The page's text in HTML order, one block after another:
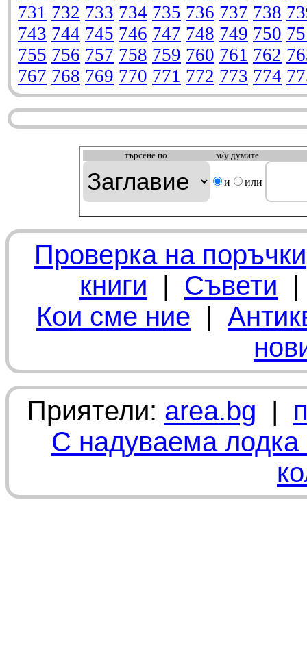
731 732 733 734 735 736 737 738
743 744 745 746 747 748 749 750
755 756 757 758 759 760 761 762
767 768 769 770 771 772 773 774
търсeне по м/у думите
и или
Проверка на поръчки
книги | Съвети
Кои сме ние |
Приятели: area.bg |
С надуваема лодка